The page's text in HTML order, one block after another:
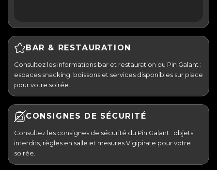
BAR & RESTAURATION
Consultez les informations bar et restauration du Pin Galant :
espaces snacking, boissons et services disponibles sur place
pour votre soirée.
CONSIGNES DE SÉCURITÉ
Consultez les consignes de sécurité du Pin Galant : objets
interdits, règles en salle et mesures Vigipirate pour votre
soirée.